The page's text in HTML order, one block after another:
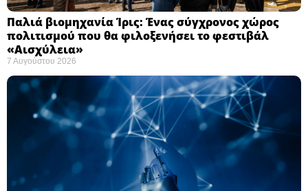
Παλιά βιομηχανία Ίρις: Ένας σύγχρονος χώρος
πολιτισμού που θα φιλοξενήσει το φεστιβάλ
«Αισχύλεια» ​
7 Αυγούστου 2026